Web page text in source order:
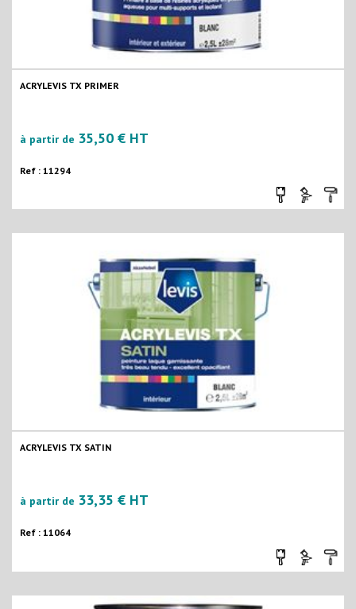
ACRYLEVIS TX PRIMER
à partir de 35,50 € HT
Ref : 11294
ACRYLEVIS TX SATIN
à partir de 33,35 € HT
Ref : 11064